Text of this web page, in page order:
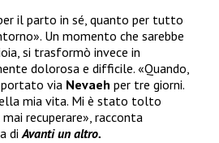
il parto in sé, quanto per tutto
Un momento che sarebbe
si trasformò invece in
dolorosa e difficile. «Quando,
via Nevaeh per tre giorni.
mia vita. Mi è stato tolto
recuperare», racconta
diAvanti un altro.